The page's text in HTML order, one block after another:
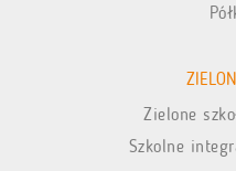
Zielone
Szkolne